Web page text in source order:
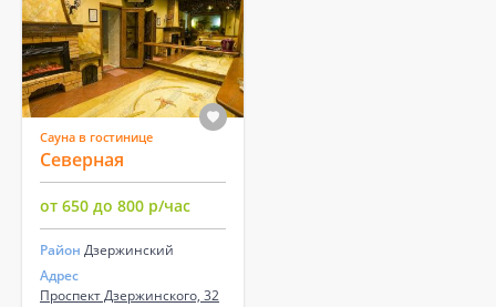
Сауна в гостинице
Северная
от 650 до 800 р/час
Район Дзержинский
Адрес
Проспект Дзержинского, 32